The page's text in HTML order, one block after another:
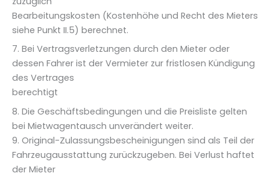
Bearbeitungskosten (Kostenhöhe und Recht des Mieters
siehe Punkt II.5) berechnet.
7. Bei Vertragsverletzungen durch den Mieter oder
dessen Fahrer ist der Vermieter zur fristlosen Kündigung
des Vertrages
berechtigt
8. Die Geschäftsbedingungen und die Preisliste gelten
bei Mietwagentausch unverändert weiter.
9. Original-Zulassungsbescheinigungen sind als Teil der
Fahrzeugausstattung zurückzugeben. Bei Verlust haftet
der Mieter